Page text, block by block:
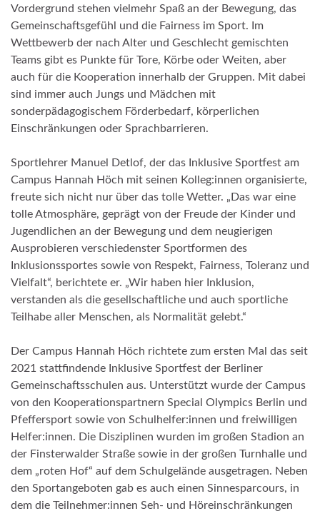
Vordergrund stehen vielmehr Spaß an der Bewegung, das
Gemeinschaftsgefühl und die Fairness im Sport. Im
Wettbewerb der nach Alter und Geschlecht gemischten
Teams gibt es Punkte für Tore, Körbe oder Weiten, aber
auch für die Kooperation innerhalb der Gruppen. Mit dabei
sind immer auch Jungs und Mädchen mit
sonderpädagogischem Förderbedarf, körperlichen
Einschränkungen oder Sprachbarrieren.
Sportlehrer Manuel Detlof, der das Inklusive Sportfest am
Campus Hannah Höch mit seinen Kolleg:innen organisierte,
freute sich nicht nur über das tolle Wetter. „Das war eine
tolle Atmosphäre, geprägt von der Freude der Kinder und
Jugendlichen an der Bewegung und dem neugierigen
Ausprobieren verschiedenster Sportformen des
Inklusionssportes sowie von Respekt, Fairness, Toleranz und
Vielfalt“, berichtete er. „Wir haben hier Inklusion,
verstanden als die gesellschaftliche und auch sportliche
Teilhabe aller Menschen, als Normalität gelebt.“
Der Campus Hannah Höch richtete zum ersten Mal das seit
2021 stattfindende Inklusive Sportfest der Berliner
Gemeinschaftsschulen aus. Unterstützt wurde der Campus
von den Kooperationspartnern Special Olympics Berlin und
Pfeffersport sowie von Schulhelfer:innen und freiwilligen
Helfer:innen. Die Disziplinen wurden im großen Stadion an
der Finsterwalder Straße sowie in der großen Turnhalle und
dem „roten Hof“ auf dem Schulgelände ausgetragen. Neben
den Sportangeboten gab es auch einen Sinnesparcours, in
dem die Teilnehmer:innen Seh- und Höreinschränkungen